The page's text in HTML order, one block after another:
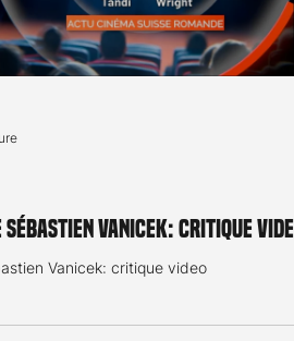
Sébastien Vanicek: critique
Vanicek: critique video